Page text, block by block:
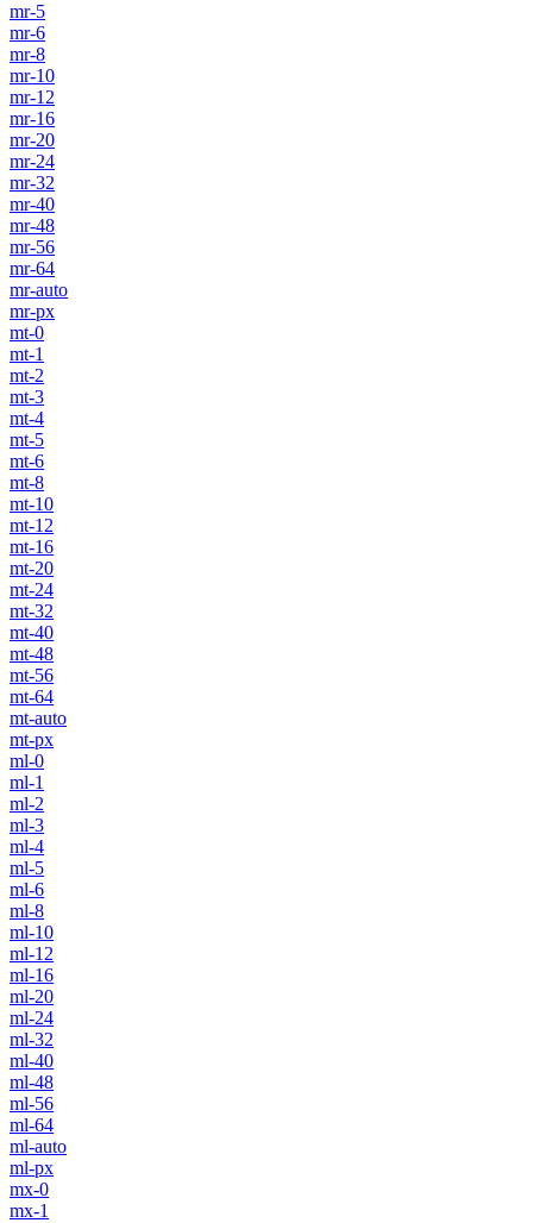
mr-5
mr-6
mr-8
mr-10
mr-12
mr-16
mr-20
mr-24
mr-32
mr-40
mr-48
mr-56
mr-64
mr-auto
mr-px
mt-0
mt-1
mt-2
mt-3
mt-4
mt-5
mt-6
mt-8
mt-10
mt-12
mt-16
mt-20
mt-24
mt-32
mt-40
mt-48
mt-56
mt-64
mt-auto
mt-px
ml-0
ml-1
ml-2
ml-3
ml-4
ml-5
ml-6
ml-8
ml-10
ml-12
ml-16
ml-20
ml-24
ml-32
ml-40
ml-48
ml-56
ml-64
ml-auto
ml-px
mx-0
mx-1